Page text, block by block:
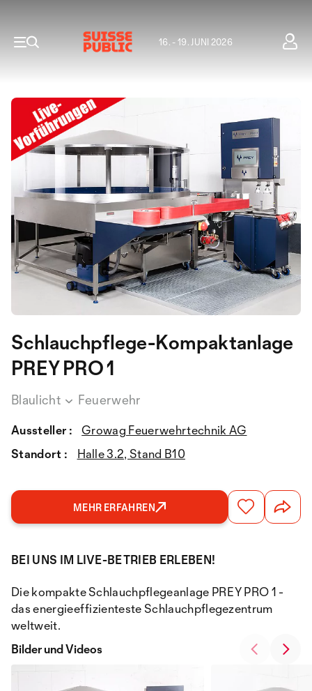
16. - 19. JUNI 2026
Schlauchpflege-Kompaktanlage
PREY PRO 1
Blaulicht Feuerwehr
Aussteller :
Growag Feuerwehrtechnik AG
Standort :
Halle 3.2, Stand B10
MEHR ERFAHREN
BEI UNS IM LIVE-BETRIEB ERLEBEN!
Die kompakte Schlauchpflegeanlage PREY PRO 1 -
das energieeffizienteste Schlauchpflegezentrum
weltweit.
Bilder und Videos